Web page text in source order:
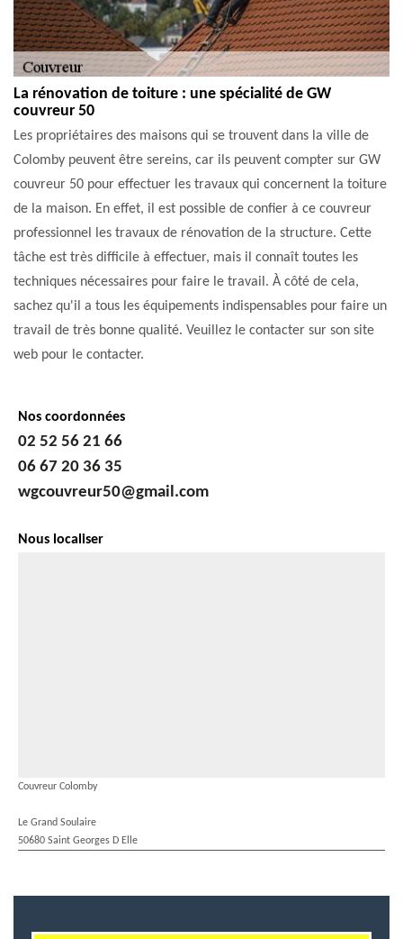
La rénovation de toiture : une spécialité de GW
couvreur 50
Les propriétaires des maisons qui se trouvent dans la ville de
Colomby peuvent être sereins, car ils peuvent compter sur GW
couvreur 50 pour effectuer les travaux qui concernent la toiture
de la maison. En effet, il est possible de confier à ce couvreur
professionnel les travaux de rénovation de la structure. Cette
tâche est très difficile à effectuer, mais il connaît toutes les
techniques nécessaires pour faire le travail. À côté de cela,
sachez qu'il a tous les équipements indispensables pour faire un
travail de très bonne qualité. Veuillez le contacter sur son site
web pour le contacter.
Nos coordonnées
02 52 56 21 66
06 67 20 36 35
wgcouvreur50@gmail.com
Nous localiser
Couvreur Colomby
Le Grand Soulaire
50680 Saint Georges D Elle